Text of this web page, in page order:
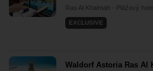
Ras Al Khaimah - Plážový hotel
EXCLUSIVE
Waldorf Astoria Ras Al